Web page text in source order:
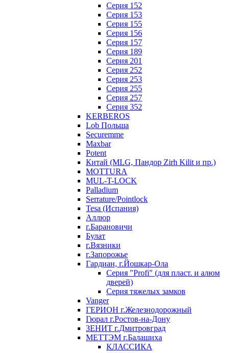
Серия 152
Серия 153
Серия 155
Серия 156
Серия 157
Серия 189
Серия 201
Серия 252
Серия 253
Серия 255
Серия 257
Серия 352
KERBEROS
Lob Польша
Securemme
Maxbar
Potent
Китай (MLG, Пандор Zirh Kilit и пр.)
MOTTURA
MUL-T-LOCK
Palladium
Serrature/Pointlock
Tesa (Испания)
Аллюр
г.Барановичи
Булат
г.Вязники
г.Запорожье
Гардиан, г.Йошкар-Ола
Серия "Profi" (для пласт. и алюм
дверей)
Серия тяжелых замков
Vanger
ГЕРИОН г.Железнодорожный
Гюрал г.Ростов-на-Дону
ЗЕНИТ г.Дмитровград
МЕТТЭМ г.Балашиха
КЛАССИКА